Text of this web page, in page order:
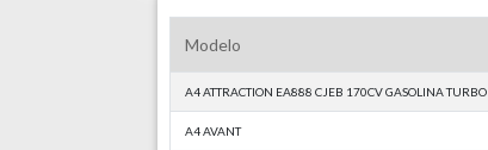
Modelo
A4 ATTRACTION EA888 CJEB 170CV GASOLINA TURBO
A4 AVANT